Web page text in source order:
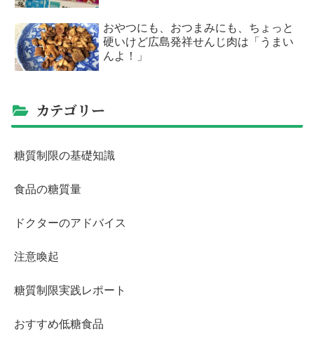
おやつにも、おつまみにも、ちょっと
硬いけど広島発祥せんじ肉は「うまい
んよ！」
カテゴリー
糖質制限の基礎知識
食品の糖質量
ドクターのアドバイス
注意喚起
糖質制限実践レポート
おすすめ低糖食品